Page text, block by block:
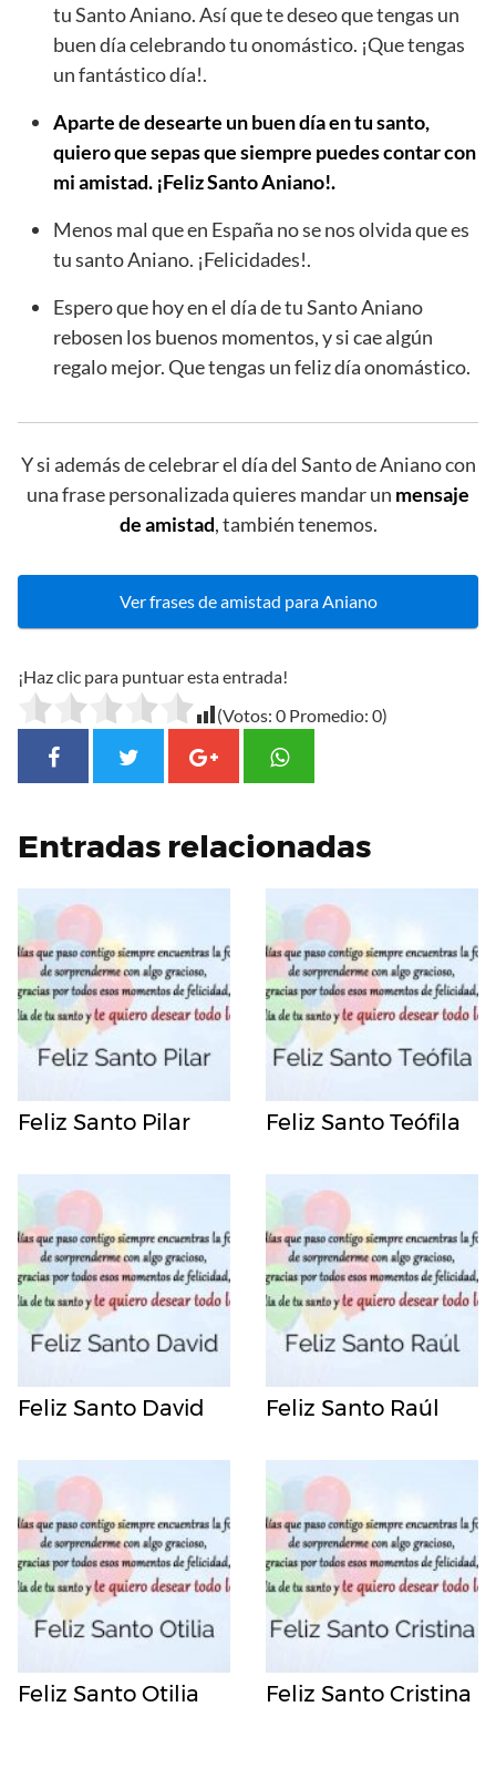
tu Santo Aniano. Así que te deseo que tengas un
buen día celebrando tu onomástico. ¡Que tengas
un fantástico día!.
Aparte de desearte un buen día en tu santo,
quiero que sepas que siempre puedes contar con
mi amistad. ¡Feliz Santo Aniano!.
Menos mal que en España no se nos olvida que es
tu santo Aniano. ¡Felicidades!.
Espero que hoy en el día de tu Santo Aniano
rebosen los buenos momentos, y si cae algún
regalo mejor. Que tengas un feliz día onomástico.
Y si además de celebrar el día del Santo de Aniano con
una frase personalizada quieres mandar un mensaje
de amistad, también tenemos.
Ver frases de amistad para Aniano
¡Haz clic para puntuar esta entrada!
(Votos: 0 Promedio: 0)
Entradas relacionadas
Feliz Santo Pilar Feliz Santo Teófila
Feliz Santo David Feliz Santo Raúl
Feliz Santo Otilia Feliz Santo Cristina